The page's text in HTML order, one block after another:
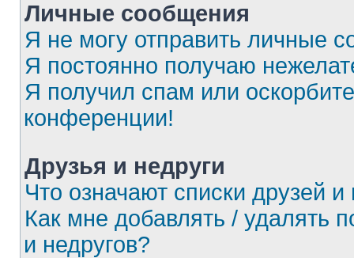
Личные сообщения
Я не могу отправить личные
Я постоянно получаю
Я получил спам или
конференции!
Друзья и недруги
Что означают списки друзей и
Как мне добавлять / удалять
и недругов?